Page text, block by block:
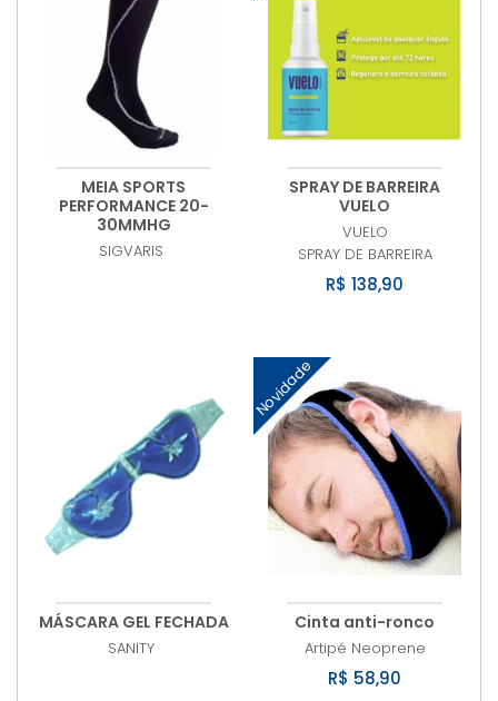
MEIA SPORTS
PERFORMANCE 20-
30MMHG
SIGVARIS
SPRAY DE BARREIRA
VUELO
VUELO
SPRAY DE BARREIRA
R$ 138,90
MÁSCARA GEL FECHADA
SANITY
Novidade
Cinta anti-ronco
Artipé Neoprene
R$ 58,90